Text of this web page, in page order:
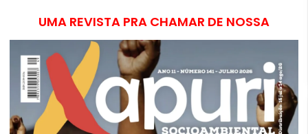
UMA REVISTA PRA CHAMAR DE NOSSA